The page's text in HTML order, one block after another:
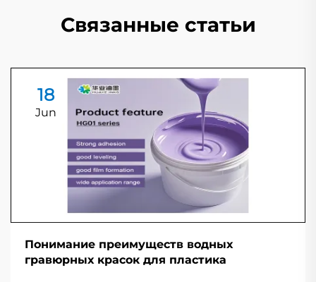
Связанные статьи
18
Jun
Понимание преимуществ водных
гравюрных красок для пластика